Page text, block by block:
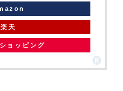
楽天
ョッピング